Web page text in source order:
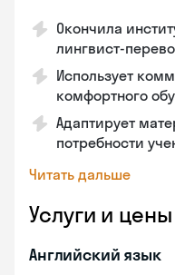
Окончила
лингвист-
Использует
комфортного
Адаптирует
потребности
Читать дальше
Услуги и цены
Английский язык